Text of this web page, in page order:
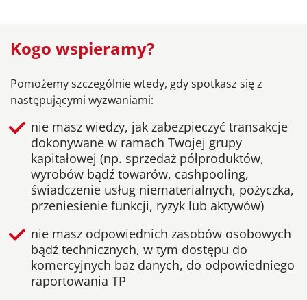
Kogo wspieramy?
Pomożemy szczególnie wtedy, gdy spotkasz się z
następującymi wyzwaniami:
nie masz wiedzy, jak zabezpieczyć transakcje
dokonywane w ramach Twojej grupy
kapitałowej (np. sprzedaż półproduktów,
wyrobów bądź towarów, cashpooling,
świadczenie usług niematerialnych, pożyczka,
przeniesienie funkcji, ryzyk lub aktywów)
nie masz odpowiednich zasobów osobowych
bądź technicznych, w tym dostępu do
komercyjnych baz danych, do odpowiedniego
raportowania TP